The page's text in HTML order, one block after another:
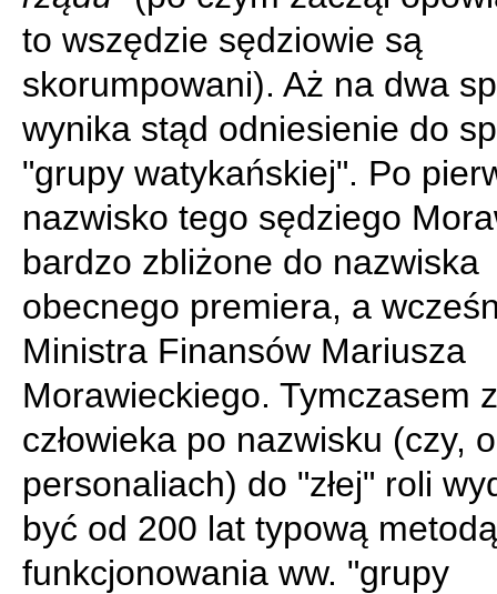
to wszędzie sędziowie są
skorumpowani). Aż na dwa
wynika stąd odniesienie do
"grupy watykańskiej". Po
nazwisko tego sędziego
bardzo zbliżone do nazwiska
obecnego premiera, a
Ministra Finansów Mariusza
Morawieckiego. Tymczasem
człowieka po nazwisku (czy,
personaliach) do "złej" roli
być od 200 lat typową metodą
funkcjonowania ww. "grupy